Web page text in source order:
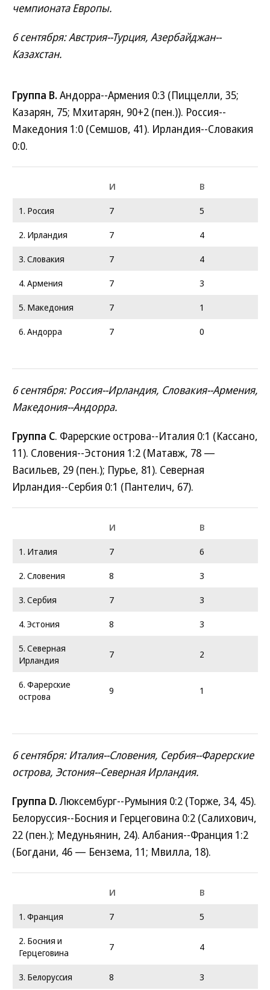
чемпионата Европы.
6 сентября: Австрия--Турция, Азербайджан--
Казахстан.
Группа B.Андорра--Армения 0:3 (Пиццелли, 35;
Казарян, 75; Мхитарян, 90+2 (пен.)). Россия--
Македония 1:0 (Семшов, 41). Ирландия--Словакия
0:0.
И
В
1. Россия
7
5
2. Ирландия
7
4
3. Словакия
7
4
4. Армения
7
3
5. Македония
7
1
6. Андорра
7 0
6 сентября: Россия--Ирландия, Словакия--Армения,
Македония--Андорра.
Группа C. Фарерские острова--Италия 0:1 (Кассано,
11). Словения--Эстония 1:2 (Матавж, 78 —
Васильев, 29 (пен.); Пурье, 81). Северная
Ирландия--Сербия 0:1 (Пантелич, 67).
И
В
1. Италия
7
6
2. Словения
8
3
3. Сербия
7
3
4. Эстония
8
3
5. Северная
Ирландия
7 2
6. Фарерские
острова
9 1
6 сентября: Италия--Словения, Сербия--Фарерские
острова, Эстония--Северная Ирландия.
Группа D.Люксембург--Румыния 0:2 (Торже, 34, 45).
Белоруссия--Босния и Герцеговина 0:2 (Салихович,
22 (пен.); Медуньянин, 24). Албания--Франция 1:2
(Богдани, 46 — Бензема, 11; Мвилла, 18).
И
В
1. Франция
7
5
2. Босния и
Герцеговина
7 4
3. Белоруссия 8 3